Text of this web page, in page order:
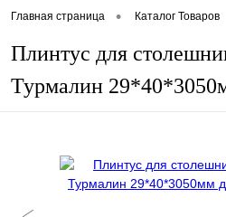
Главная страница • Каталог Товаров
Плинтус для
Турмалин